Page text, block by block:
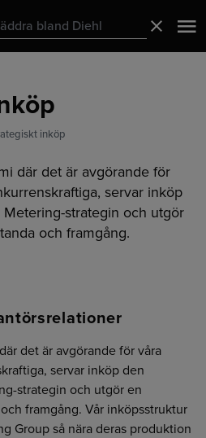
inköp
där det är avgörande för
servar inköp
strategin och utgör
och framgång.
det är avgörande för våra
servar inköp den
strategin och utgör en
framgång. Vår inköpsstruktur
Group så nära deras produktion